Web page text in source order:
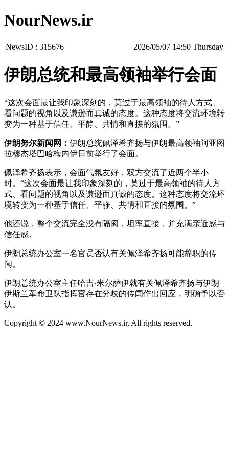
NourNews.ir
NewsID : 315676 ‫‫Thursday‬‬ 14:50 2026/05/07
伊朗总统和最高领袖举行会面
“这次会面最让我印象深刻的，莫过于最高领袖的待人方式、
看问题的视角以及谦逊而真诚的态度。这种态度将交流环境转
变为一种基于信任、平静、共情和直接的氛围。”
伊朗努尔新闻网： 伊朗总统佩泽希齐扬与伊朗最高领袖阿亚图
拉穆杰塔巴哈梅内伊日前举行了会面。
佩泽希齐扬表示，会面气氛友好，双方交流了近两个半小
时。“这次会面最让我印象深刻的，莫过于最高领袖的待人方
式、看问题的视角以及谦逊而真诚的态度。这种态度将交流环
境转变为一种基于信任、平静、共情和直接的氛围。”
他还说，整个交流完全没有隔阂，坦率直接，并充满亲近感与
信任感。
伊朗总统办公室一名官员否认有关佩泽希齐扬可能辞职的传
闻。
伊朗总统办公室主任哈吉·米尔萨伊就有关佩泽希齐扬与伊朗
伊斯兰革命卫队指挥官存在分歧的传闻作出回应，明确予以否
认。
Copyright © 2024 www.NourNews.ir, All rights reserved.